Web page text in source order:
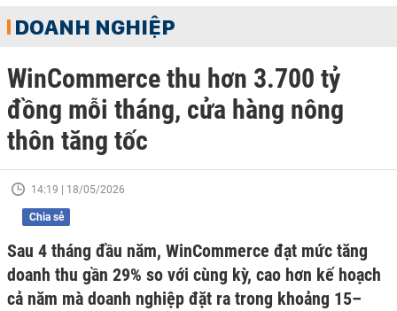
DOANH NGHIỆP
WinCommerce thu hơn 3.700 tỷ
đồng mỗi tháng, cửa hàng nông
thôn tăng tốc
14:19 | 18/05/2026
Chia sẻ
Sau 4 tháng đầu năm, WinCommerce đạt mức tăng
doanh thu gần 29% so với cùng kỳ, cao hơn kế hoạch
cả năm mà doanh nghiệp đặt ra trong khoảng 15–